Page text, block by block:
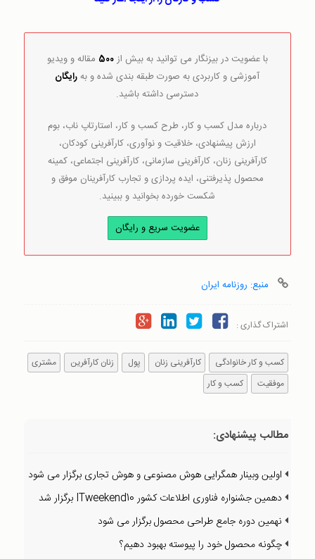
با عضویت در بیزنگار می توانید به بیش از500 مقاله و ویدیو
آموزشی و کاربردی به صورت طبقه بندی شده و بهرایگان
دسترسی داشته باشید.
درباره مدل کسب و کار، طرح کسب و کار، استارتاپ ناب، بوم
ارزش پیشنهادی، خلاقیت و نوآوری، کارآفرینی کودکان،
کارآفرینی زنان، کارآفرینی سازمانی، کارآفرینی اجتماعی، کمینه
محصول پذیرفتنی، ایده پردازی و تجارب کارآفرینان موفق و
شکست خورده بخوانید و ببینید.
عضویت سریع و رایگان
منبع: روزنامه ایران
اشتراک گذاری :
کسب و کار خانوادگی کارآفرینی زنان پول زنان کارآفرین
مشتری
موفقیت
کسب و کار
مطالب پیشنهادی:
اولین وبینار همگرایی هوش مصنوعی و هوش تجاری برگزار می شود
دهمین جشنواره فناوری اطلاعات کشور ITweekend10 برگزار شد
نهمین دوره جامع طراحی محصول برگزار می شود
چگونه محصول خود را پیوسته بهبود دهیم؟